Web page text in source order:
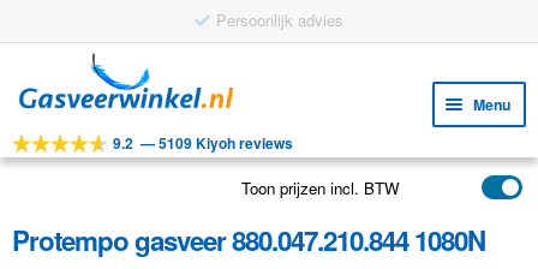
Persoonlijk advies
door
navigatie
naar
inhoud
Menu
Tools
Toepassingen
9.2 —5109 Kiyoh reviews
Toon prijzen incl. BTW
Protempo gasveer 880.047.210.844 1080N